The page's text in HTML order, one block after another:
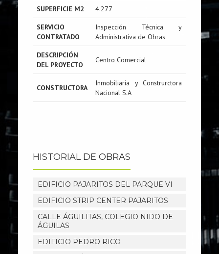
SUPERFICIE M2 4.277
SERVICIO
CONTRATADO
Inspección Técnica y
Administrativa de Obras
DESCRIPCIÓN
DEL PROYECTO
Centro Comercial
CONSTRUCTORA
Inmobiliaria y Construrctora
Nacional S.A
HISTORIAL DE OBRAS
EDIFICIO PAJARITOS DEL PARQUE VI
EDIFICIO STRIP CENTER PAJARITOS
CALLE ÁGUILITAS, COLEGIO NIDO DE
ÁGUILAS
EDIFICIO PEDRO RICO